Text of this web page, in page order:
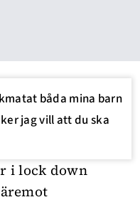
båda mina barn
jag vill att du ska
i lock down